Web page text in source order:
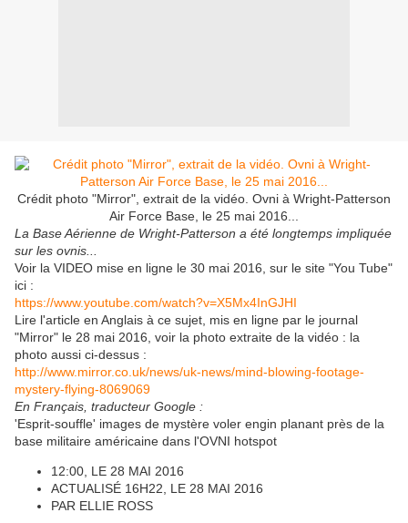
Crédit photo "Mirror", extrait de la vidéo. Ovni à Wright-Patterson
Air Force Base, le 25 mai 2016...
La Base Aérienne de Wright-Patterson a été longtemps impliquée
sur les ovnis...
Voir la VIDEO mise en ligne le 30 mai 2016, sur le site "You Tube"
ici :
https://www.youtube.com/watch?v=X5Mx4InGJHI
Lire l'article en Anglais à ce sujet, mis en ligne par le journal
"Mirror" le 28 mai 2016, voir la photo extraite de la vidéo : la
photo aussi ci-dessus :
http://www.mirror.co.uk/news/uk-news/mind-blowing-footage-
mystery-flying-8069069
En Français, traducteur Google :
'Esprit-souffle' images de mystère voler engin planant près de la
base militaire américaine dans l'OVNI hotspot
12:00, LE 28 MAI 2016
ACTUALISÉ 16H22, LE 28 MAI 2016
PAR ELLIE ROSS